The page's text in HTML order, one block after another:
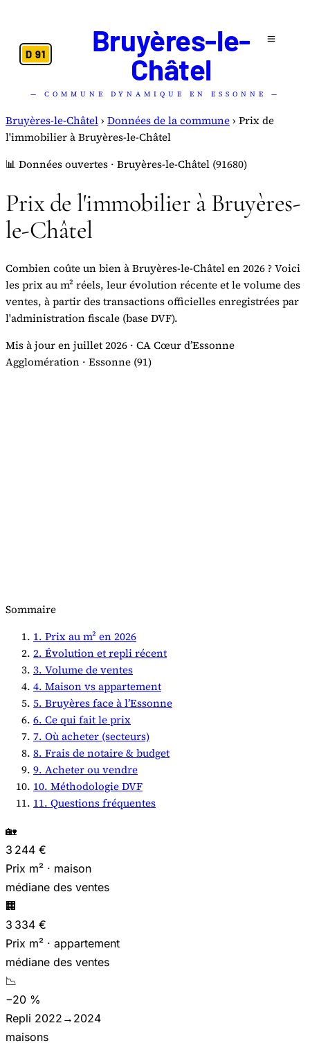
D 91
Bruyères-le-
Châtel
— COMMUNE DYNAMIQUE EN ESSONNE —
Bruyères-le-Châtel› Données de la commune› Prix de
l'immobilier à Bruyères-le-Châtel
📊 Données ouvertes · Bruyères-le-Châtel (91680)
Prix de l'immobilier à Bruyères-
le-Châtel
Combien coûte un bien à Bruyères-le-Châtel en 2026 ? Voici
les prix au m² réels, leur évolution récente et le volume des
ventes, à partir des transactions officielles enregistrées par
l'administration fiscale (base DVF).
Mis à jour en juillet 2026 · CA Cœur d’Essonne
Agglomération · Essonne (91)
Sommaire
1. Prix au m² en 2026
2. Évolution et repli récent
3. Volume de ventes
4. Maison vs appartement
5. Bruyères face à l’Essonne
6. Ce qui fait le prix
7. Où acheter (secteurs)
8. Frais de notaire & budget
9. Acheter ou vendre
10. Méthodologie DVF
11. Questions fréquentes
🏡
3 244 €
Prix m² · maison
médiane des ventes
🏢
3 334 €
Prix m² · appartement
médiane des ventes
📉
−20 %
Repli 2022→2024
maisons